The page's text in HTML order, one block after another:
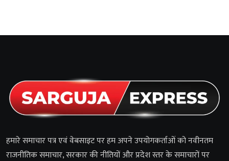
हमारे समाचार पत्र एवं वेबसाइट पर हम अपने उपयोगकर्ताओं को नवीनतम
राजनीतिक समाचार, सरकार की नीतियों और प्रदेश स्तर के समाचारों पर